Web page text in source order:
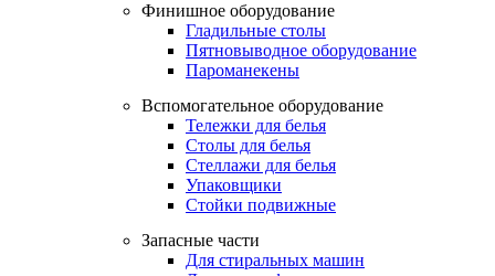
Финишное оборудование
Гладильные столы
Пятновыводное оборудование
Пароманекены
Вспомогательное оборудование
Тележки для белья
Столы для белья
Стеллажи для белья
Упаковщики
Стойки подвижные
Запасные части
Для стиральных машин